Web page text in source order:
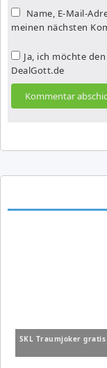
Name, E-Mail-
meinen nächsten
Ja, ich möchte
DealGott.de
SKL Traumjoker